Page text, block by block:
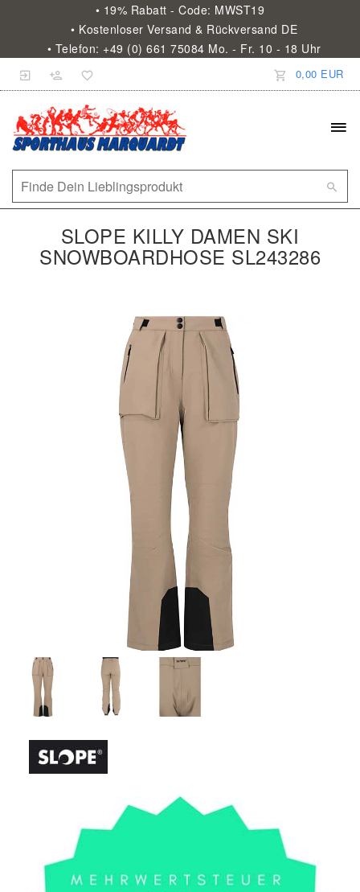
• 19% Rabatt - Code: MWST19
• Kostenloser Versand & Rückversand DE
• Telefon: +49 (0) 661 75084 Mo. - Fr. 10 - 18 Uhr
0,00 EUR
SLOPE KILLY DAMEN SKI
SNOWBOARDHOSE SL243286